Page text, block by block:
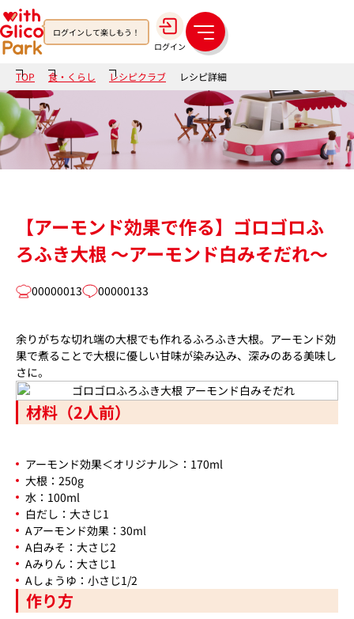
ログインして楽しもう！
ログイン
メ
ニ
ュ
ー
TOP 食・くらし レシピクラブ レシピ詳細
【アーモンド効果で作る】ゴロゴロふ
ろふき大根 ～アーモンド白みそだれ～
00000013 00000133
余りがちな切れ端の大根でも作れるふろふき大根。アーモンド効
果で煮ることで大根に優しい甘味が染み込み、深みのある美味し
さに。
材料（2人前）
アーモンド効果＜オリジナル＞：170ml
大根：250g
水：100ml
白だし：大さじ1
Aアーモンド効果：30ml
A白みそ：大さじ2
Aみりん：大さじ1
Aしょうゆ：小さじ1/2
作り方